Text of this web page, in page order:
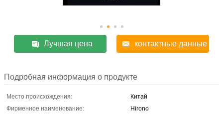
Лучшая цена контактные данные
Подробная информация о продукте
Место происхождения:
Китай
Фирменное наименование:
Hirono